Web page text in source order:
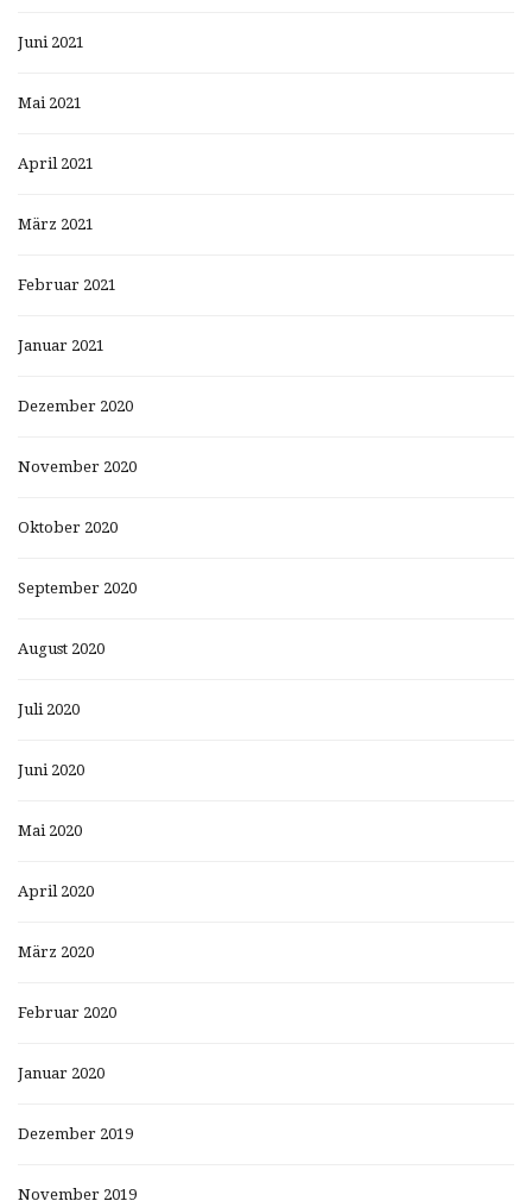
Juni 2021
Mai 2021
April 2021
März 2021
Februar 2021
Januar 2021
Dezember 2020
November 2020
Oktober 2020
September 2020
August 2020
Juli 2020
Juni 2020
Mai 2020
April 2020
März 2020
Februar 2020
Januar 2020
Dezember 2019
November 2019